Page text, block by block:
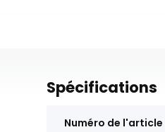
Spécifications
Numéro de l'article